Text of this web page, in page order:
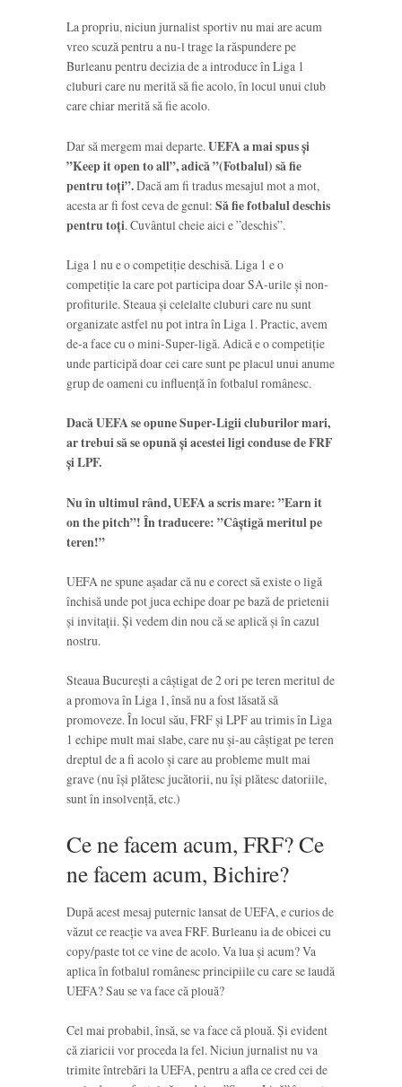
La propriu, niciun jurnalist sportiv nu mai are acum
vreo scuză pentru a nu-l trage la răspundere pe
Burleanu pentru decizia de a introduce în Liga 1
cluburi care nu merită să fie acolo, în locul unui club
care chiar merită să fie acolo.
Dar să mergem mai departe. UEFA a mai spus și
”Keep it open to all”, adică ”(Fotbalul) să fie
pentru toți”.Dacă am fi tradus mesajul mot a mot,
acesta ar fi fost ceva de genul: Să fie fotbalul deschis
pentru toți. Cuvântul cheie aici e ”deschis”.
Liga 1 nu e o competiție deschisă. Liga 1 e o
competiție la care pot participa doar SA-urile și non-
profiturile. Steaua și celelalte cluburi care nu sunt
organizate astfel nu pot intra în Liga 1. Practic, avem
de-a face cu o mini-Super-ligă. Adică e o competiție
unde participă doar cei care sunt pe placul unui anume
grup de oameni cu influență în fotbalul românesc.
Dacă UEFA se opune Super-Ligii cluburilor mari,
ar trebui să se opună și acestei ligi conduse de FRF
și LPF.
Nu în ultimul rând, UEFA a scris mare: ”Earn it
on the pitch”! În traducere: ”Câștigă meritul pe
teren!”
UEFA ne spune așadar că nu e corect să existe o ligă
închisă unde pot juca echipe doar pe bază de prietenii
și invitații. Și vedem din nou că se aplică și în cazul
nostru.
Steaua București a câștigat de 2 ori pe teren meritul de
a promova în Liga 1, însă nu a fost lăsată să
promoveze. În locul său, FRF și LPF au trimis în Liga
1 echipe mult mai slabe, care nu și-au câștigat pe teren
dreptul de a fi acolo și care au probleme mult mai
grave (nu își plătesc jucătorii, nu își plătesc datoriile,
sunt în insolvență, etc.)
Ce ne facem acum, FRF? Ce
ne facem acum, Bichire?
După acest mesaj puternic lansat de UEFA, e curios de
văzut ce reacție va avea FRF. Burleanu ia de obicei cu
copy/paste tot ce vine de acolo. Va lua și acum? Va
aplica în fotbalul românesc principiile cu care se laudă
UEFA? Sau se va face că plouă?
Cel mai probabil, însă, se va face că plouă. Și evident
că ziaricii vor proceda la fel. Niciun jurnalist nu va
trimite întrebări la UEFA, pentru a afla ce cred cei de